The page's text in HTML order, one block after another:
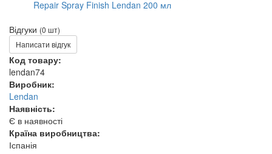
Відгуки (0 шт)
Написати відгук
Код товару:
lendan74
Виробник:
Lendan
Наявність:
Є в наявності
Країна виробництва:
Іспанія